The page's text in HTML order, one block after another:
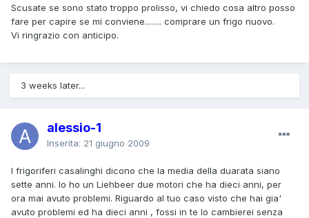
Scusate se sono stato troppo prolisso, vi chiedo cosa altro posso
fare per capire se mi conviene........ comprare un frigo nuovo.
Vi ringrazio con anticipo.
3 weeks later...
alessio-1
Inserita: 21 giugno 2009
I frigoriferi casalinghi dicono che la media della duarata siano
sette anni. Io ho un Liehbeer due motori che ha dieci anni, per
ora mai avuto problemi. Riguardo al tuo caso visto che hai gia'
avuto problemi ed ha dieci anni , fossi in te lo cambierei senza